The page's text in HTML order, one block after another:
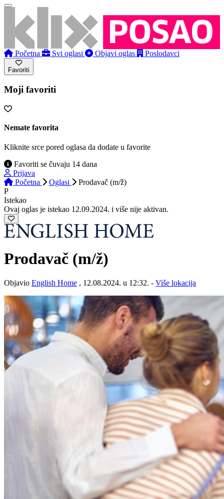
Početna Svi oglasi Objavi oglas Poslodavci
Favoriti
Moji favoriti
Nemate favorita
Kliknite srce pored oglasa da dodate u favorite
Favoriti se čuvaju 14 dana
Prijava
Početna
Oglasi
Prodavač (m/ž)
P
Istekao
Ovaj oglas je istekao 12.09.2024. i više nije aktivan.
Prodavač (m/ž)
Objavio English Home , 12.08.2024. u 12:32. - Više lokacija